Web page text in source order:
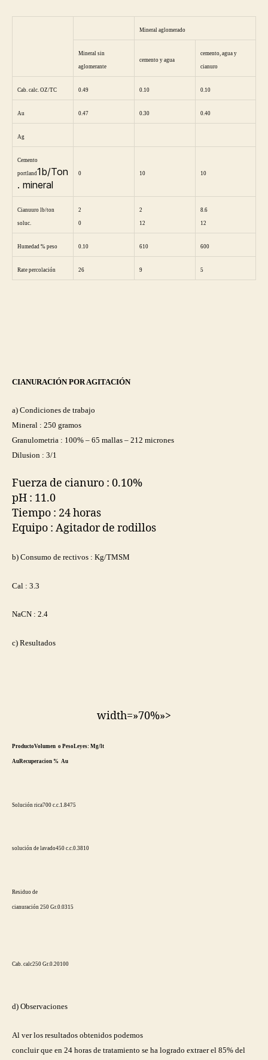
Mineral aglomerado
Mineral sin
aglomerante
cemento y agua
cemento, agua y
cianuro
Cab. calc. OZ/TC 0.49 0.10 0.10
Au 0.47 0.30 0.40
Ag
Cemento
portland1b/Ton
. mineral
0 10 10
Cianuuro lb/ton
soluc.
2
0
2
12
8.6
12
Humedad % peso 0.10 610 600
Rate percolación 26 9 5
CIANURACIÓN POR AGITACIÓN
a) Condiciones de trabajo
Mineral : 250 gramos
Granulometria : 100% – 65 mallas – 212 micrones
Dilusion : 3/1
Fuerza de cianuro : 0.10%
pH : 11.0
Tiempo : 24 horas
Equipo : Agitador de rodillos
b) Consumo de rectivos : Kg/TMSM
Cal : 3.3
NaCN : 2.4
c) Resultados
width=»70%»>
ProductoVolumen o PesoLeyes: Mg/lt
AuRecuperacion % Au
Solución rica700 c.c. 1.8475
solución de lavado450 c.c.0.38 10
Residuo de
cianuración 250 Gr. 0.03 15
Cab. calc250 Gr. 0.20100
d) Observaciones
Al ver los resultados obtenidos podemos
concluir que en 24 horas de tratamiento se ha logrado extraer el 85% del